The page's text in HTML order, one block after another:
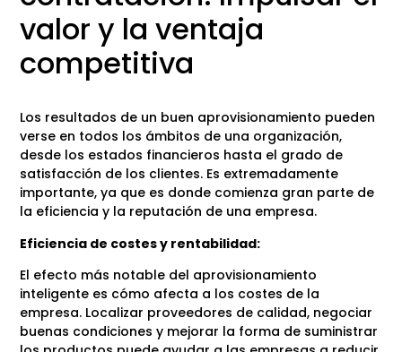
valor y la ventaja
competitiva
Los resultados de un buen aprovisionamiento pueden
verse en todos los ámbitos de una organización,
desde los estados financieros hasta el grado de
satisfacción de los clientes. Es extremadamente
importante, ya que es donde comienza gran parte de
la eficiencia y la reputación de una empresa.
Eficiencia de costes y rentabilidad:
El efecto más notable del aprovisionamiento
inteligente es cómo afecta a los costes de la
empresa. Localizar proveedores de calidad, negociar
buenas condiciones y mejorar la forma de suministrar